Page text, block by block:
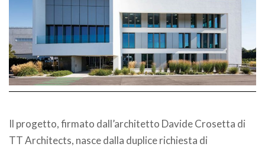
Il progetto, firmato dall’architetto Davide Crosetta di
TT Architects, nasce dalla duplice richiesta di